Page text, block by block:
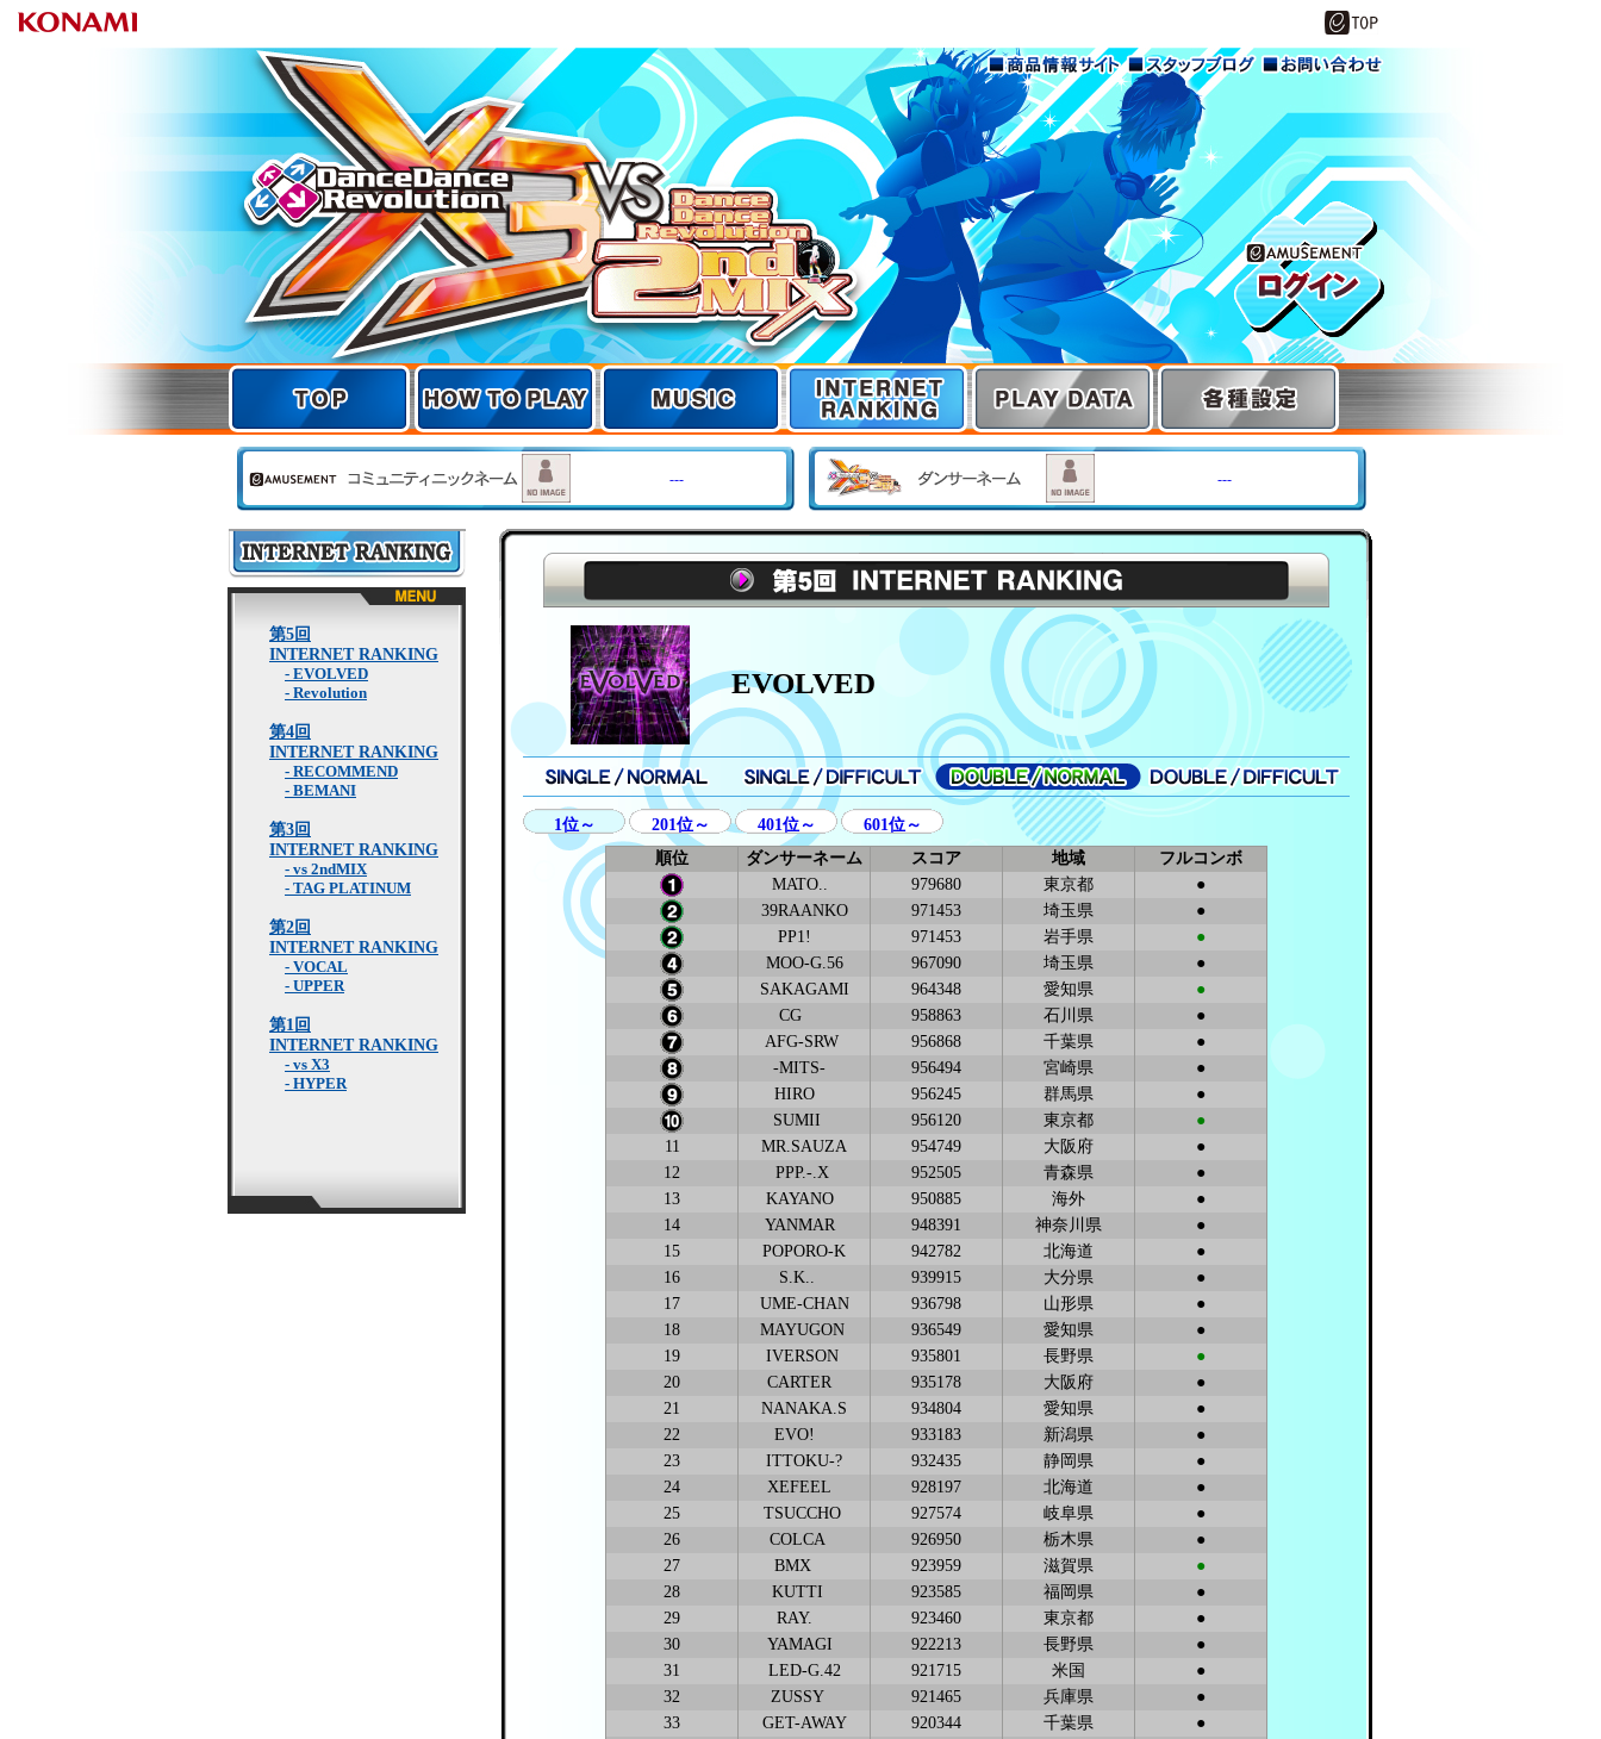
スタッフブロ
グ
商品情報サイト
TOP
e-AMUSEMENT
GATE ログイン
TOP HOW TO PLAY MUSIC
INTERNET RANKIN
--- ---
INTERNET RANKING
第5回
INTERNET RANKING
- EVOLVED
- Revolution
第4回
INTERNET RANKING
- RECOMMEND
- BEMANI
第3回
INTERNET RANKING
- vs 2ndMIX
- TAG PLATINUM
第2回
INTERNET RANKING
- VOCAL
- UPPER
第1回
INTERNET RANKING
- vs X3
- HYPER
第5回InternetRanking
EVOLVED
SINGLE/NORMAL SINGLE/DIFFICULT SINGLE/NORMAL DOUBLE/DIFFICULT
1位～ 201位～ 401位～
601位～
順位
ダンサーネーム スコア 地域
フルコンボ
MATO..
979680 東京都
●
39RAANKO
971453 埼玉県
●
PP1!
971453 岩手県
●
MOO-G.56
967090 埼玉県
●
SAKAGAMI
964348 愛知県
●
CG
958863 石川県
●
AFG-SRW
956868 千葉県
●
-MITS-
956494 宮崎県
●
HIRO
956245 群馬県
●
SUMII
956120 東京都
●
11
MR.SAUZA 954749 大阪府
●
12
PPP.-.X 952505 青森県
●
13
KAYANO 950885 海外
●
14
YANMAR 948391 神奈川県
●
15
POPORO-K 942782 北海道
●
16
S.K.. 939915 大分県
●
17
UME-CHAN 936798 山形県
●
18
MAYUGON 936549 愛知県
●
19
IVERSON 935801 長野県
●
20
CARTER 935178 大阪府
●
21
NANAKA.S 934804 愛知県
●
22
EVO! 933183 新潟県
●
23
ITTOKU-? 932435 静岡県
●
24
XEFEEL 928197 北海道
●
25
TSUCCHO 927574 岐阜県
●
26
COLCA 926950 栃木県
●
27
BMX 923959 滋賀県
●
28
KUTTI 923585 福岡県
●
29
RAY. 923460 東京都
●
30
YAMAGI 922213 長野県
●
31
LED-G.42 921715 米国
●
32
ZUSSY 921465 兵庫県
●
33
GET-AWAY 920344 千葉県
●